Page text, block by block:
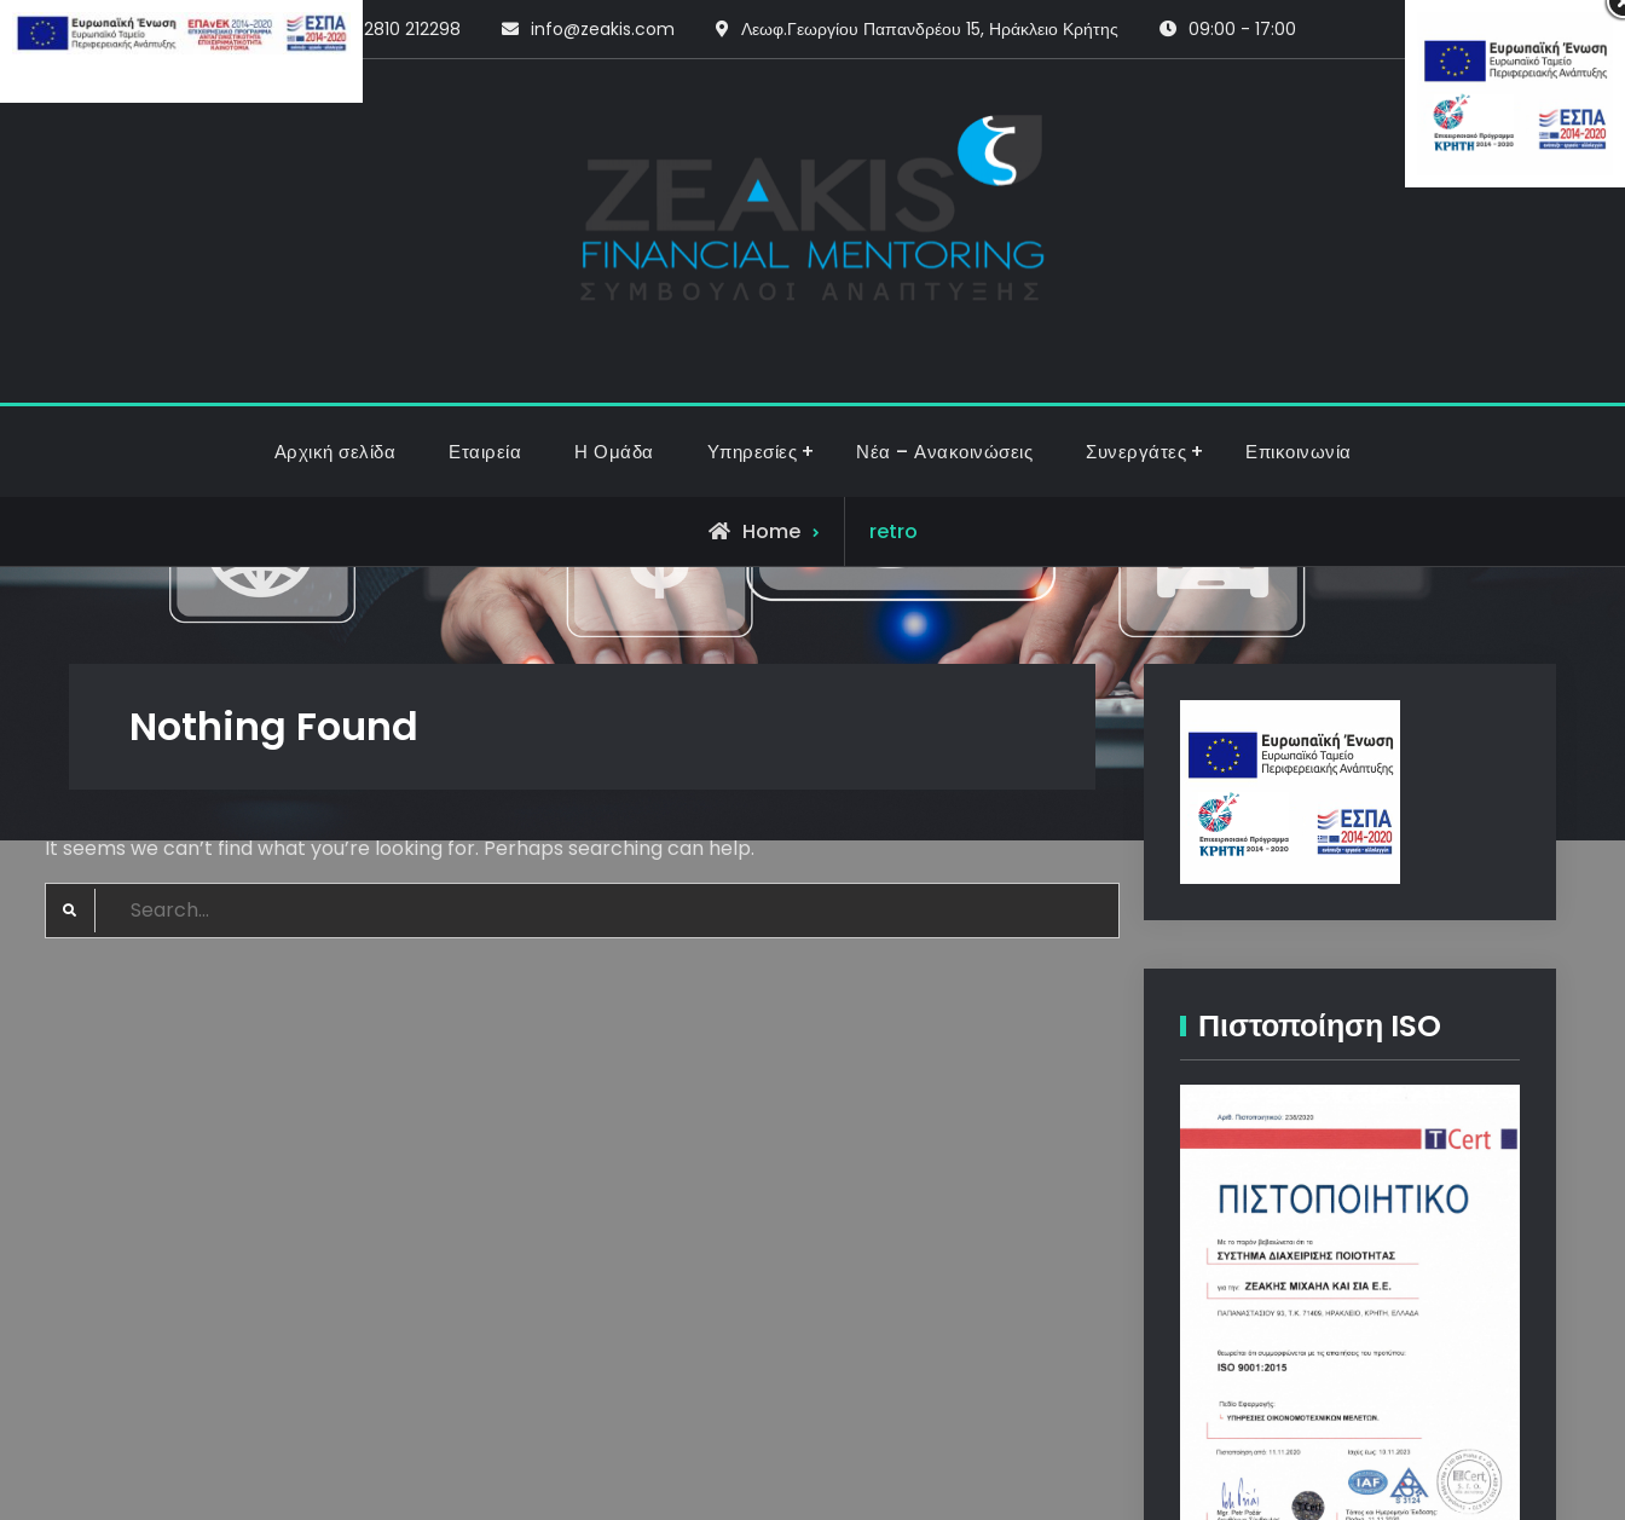
Skip
to
2810 212298 info@zeakis.com Λεωφ.Γεωργίου Παπανδρέου 15, Ηράκλειο Κρήτης 09:00 - 17:00
Search
Αρχική σελίδα Εταιρεία Η Ομάδα Υπηρεσίες Νέα – Ανακοινώσεις Συνεργάτες Επικοινωνία
Home
Posts
tagged
retro
Nothing Found
It seems we can’t find what you’re looking for. Perhaps searching can help.
Search
for:
Πιστοποίηση ISO